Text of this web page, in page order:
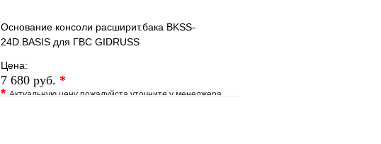
Основание консоли расширит.бака BKSS-
24D.BASIS для ГВС GIDRUSS
Цена:
7 680 руб. *
*Актуальную цену пожалуйста уточните у менеджера